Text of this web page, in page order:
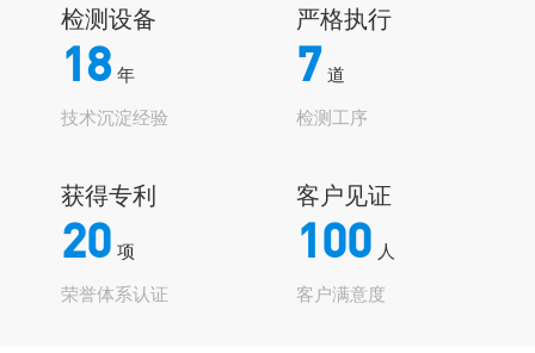
检测设备
18 年
技术沉淀经验
严格执行
7 道
检测工序
获得专利
20 项
荣誉体系认证
客户见证
100 人
客户满意度